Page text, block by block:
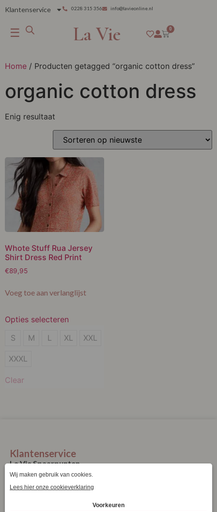
Klantenservice 0228 315 356 info@lavieonline.nl
☰ La Vie 0
Home / Producten getagged “organic cotton dress”
organic cotton dress
Enig resultaat
Whote Stuff Rua Jersey
Shirt Dress Red Print
€89,95
Voeg toe aan verlanglijst
Opties selecteren
S
M
S M L XL XXL
XXXL
Clear
Klantenservice
La Vie Spaarpunten
Verzending & Levering